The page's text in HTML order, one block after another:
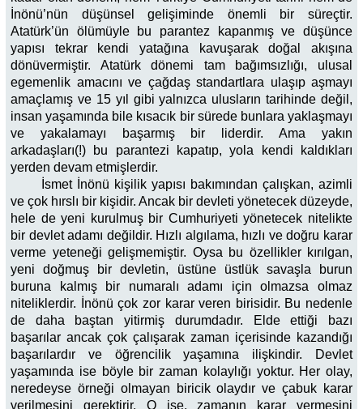
İnönü’nün düşünsel gelişiminde önemli bir süreçtir.
Atatürk’ün ölümüyle bu parantez kapanmış ve düşünce
yapısı tekrar kendi yatağına kavuşarak doğal akışına
dönüvermiştir. Atatürk dönemi tam bağımsızlığı, ulusal
egemenlik amacını ve çağdaş standartlara ulaşıp aşmayı
amaçlamış ve 15 yıl gibi yalnızca ulusların tarihinde değil,
insan yaşamında bile kısacık bir sürede bunlara yaklaşmayı
ve yakalamayı başarmış bir liderdir. Ama yakın
arkadaşları(!) bu parantezi kapatıp, yola kendi kaldıkları
yerden devam etmişlerdir.
İsmet İnönü kişilik yapısı bakımından çalışkan, azimli
ve çok hırslı bir kişidir. Ancak bir devleti yönetecek düzeyde,
hele de yeni kurulmuş bir Cumhuriyeti yönetecek nitelikte
bir devlet adamı değildir. Hızlı algılama, hızlı ve doğru karar
verme yeteneği gelişmemiştir. Oysa bu özellikler kırılgan,
yeni doğmuş bir devletin, üstüne üstlük savaşla burun
buruna kalmış bir numaralı adamı için olmazsa olmaz
niteliklerdir. İnönü çok zor karar veren birisidir. Bu nedenle
de daha baştan yitirmiş durumdadır. Elde ettiği bazı
başarılar ancak çok çalışarak zaman içerisinde kazandığı
başarılardır ve öğrencilik yaşamına ilişkindir. Devlet
yaşamında ise böyle bir zaman kolaylığı yoktur. Her olay,
neredeyse örneği olmayan biricik olaydır ve çabuk karar
verilmesini gerektirir. O ise, zamanın karar vermesini